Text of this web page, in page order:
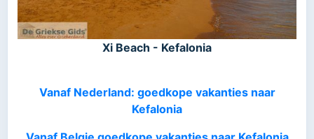
Xi Beach - Kefalonia
Vanaf Nederland: goedkope vakanties naar
Kefalonia